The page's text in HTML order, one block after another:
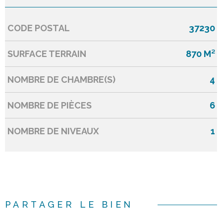
Caractérisque Valeurs
CODE POSTAL 37230
SURFACE TERRAIN 870 M²
NOMBRE DE CHAMBRE(S) 4
NOMBRE DE PIÈCES 6
NOMBRE DE NIVEAUX 1
PARTAGER LE BIEN